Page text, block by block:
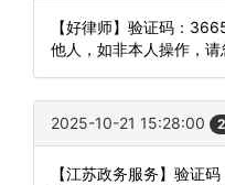
【好律师】验证码：
他人，如非本人操作，请
2025-10-21 15:28:00
【江苏政务服务】验证